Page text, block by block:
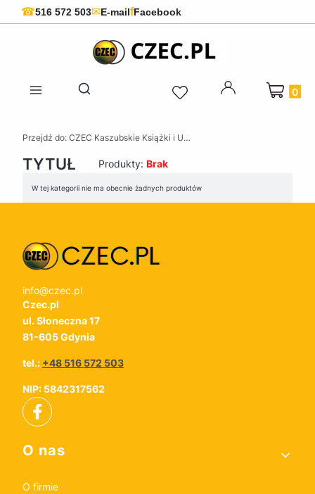
☎516 572 503✉E-mailfFacebook
Otwórz wyszukiwarkę
Produkty
Przejdź do: CZEC Kaszubskie Książki i Upominki - Pamiątki z Kaszub
TYTUŁ Produkty: Brak
Lista produktów
W tej kategorii nie ma obecnie żadnych produktów
info@czec.pl
Czec.pl
ul. Słoneczna 17
81-605 Gdynia
tel.: +48 516 572 503
NIP: 5842317562
Linki w stopce
O nas
O firmie